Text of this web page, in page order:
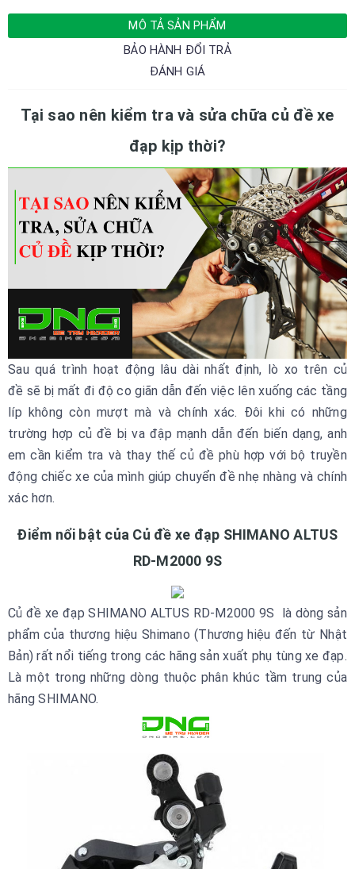
MÔ TẢ SẢN PHẨM
BẢO HÀNH ĐỔI TRẢ
ĐÁNH GIÁ
Tại sao nên kiểm tra và sửa chữa củ đề xe
đạp kịp thời?
Sau quá trình hoạt động lâu dài nhất định, lò xo trên củ
đề sẽ bị mất đi độ co giãn dẫn đến việc lên xuống các tầng
líp không còn mượt mà và chính xác. Đôi khi có những
trường hợp củ đề bị va đập mạnh dẫn đến biến dạng, anh
em cần kiểm tra và thay thế củ đề phù hợp với bộ truyền
động chiếc xe của mình giúp chuyển đề nhẹ nhàng và chính
xác hơn.
Điểm nổi bật của Củ đề xe đạp SHIMANO ALTUS
RD-M2000 9S
Củ đề xe đạp SHIMANO ALTUS RD-M2000 9S là dòng sản
phẩm của thương hiệu Shimano (Thương hiệu đến từ Nhật
Bản) rất nổi tiếng trong các hãng sản xuất phụ tùng xe đạp.
Là một trong những dòng thuộc phân khúc tầm trung của
hãng SHIMANO.